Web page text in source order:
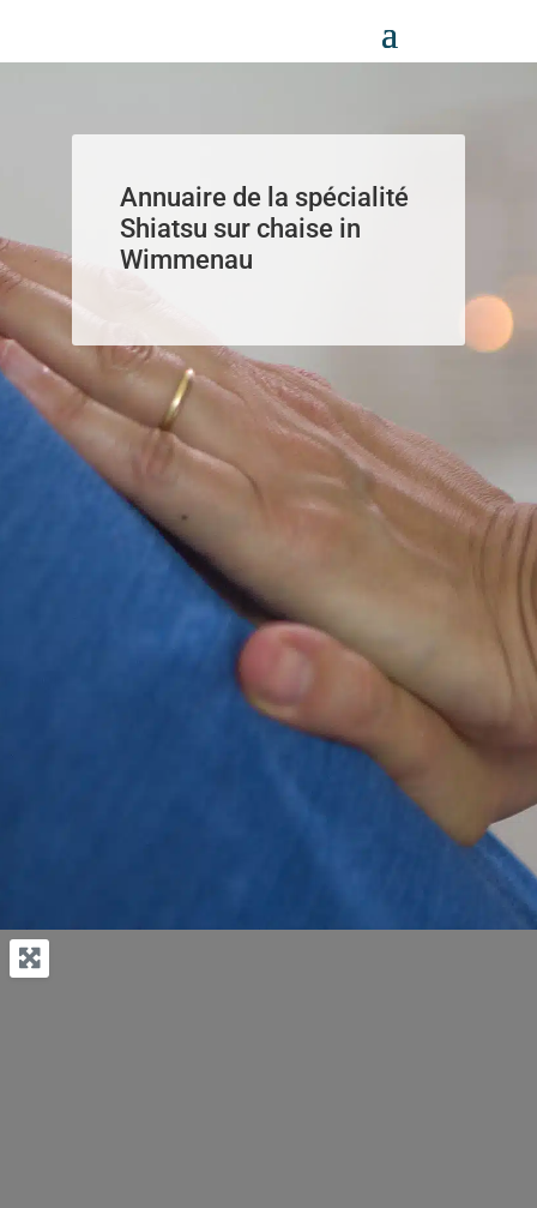
Annuaire de la spécialité
Shiatsu sur chaise in
Wimmenau